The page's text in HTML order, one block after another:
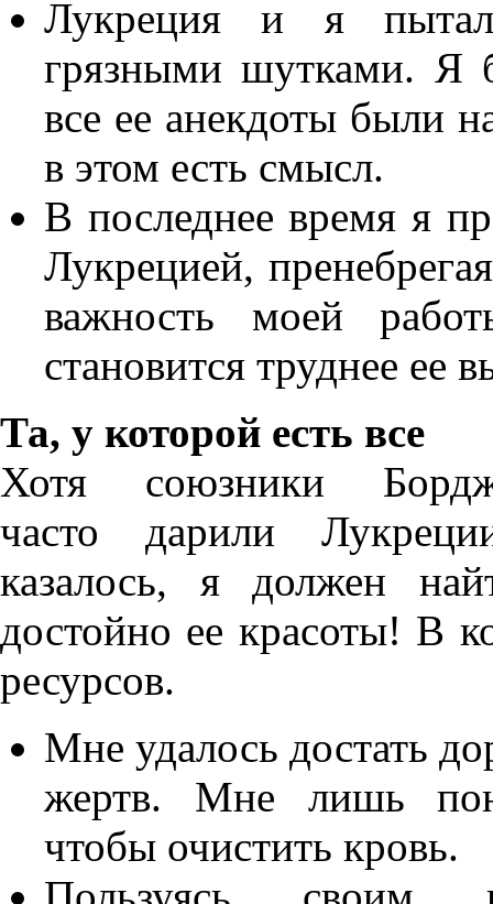
Лукреция и я
грязными шутками. Я
все ее анекдоты были
в этом есть смысл.
В последнее время я
Лукрецией,
важность моей
становится труднее ее
Та, у которой есть все
Хотя союзники
часто дарили
казалось, я должен
достойно ее красоты! В
ресурсов.
Мне удалось достать
жертв. Мне лишь
чтобы очистить кровь.